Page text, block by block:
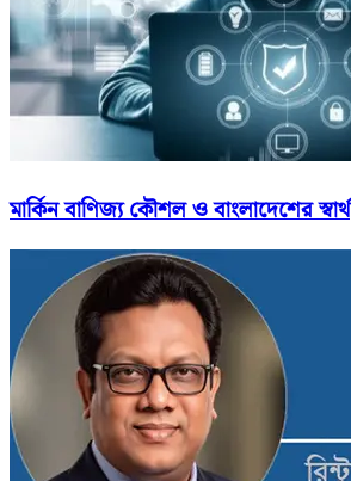
মার্কিন বাণিজ্য কৌশল ও বাংলাদেশের স্বার্থ